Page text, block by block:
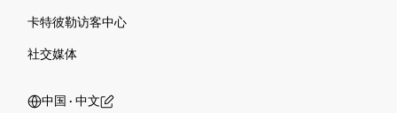
卡特彼勒访客中心
社交媒体
中国 ‧ 中文